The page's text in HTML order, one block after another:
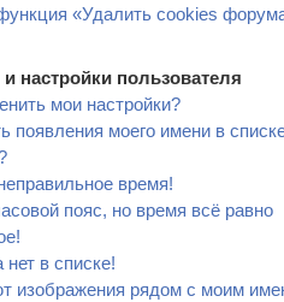
«Удалить cookies
настройки пользователя
мои настройки?
появления моего имени в
время!
пояс, но время всё равно
в списке!
изображения рядом с моим